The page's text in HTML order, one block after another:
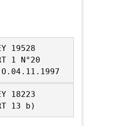
19528
1 N°20
18223
13 b)